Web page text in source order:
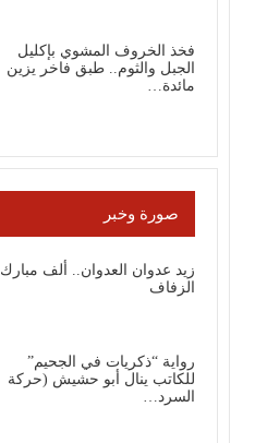
فخذ الخروف المشوي بإكليل
الجبل والثوم.. طبق فاخر يزين
مائدة…
صورة وخبر
زيد عدوان العدوان.. ألف مبارك
الزفاف
رواية “ذكريات في الجحيم”
للكاتب ينال أبو حشيش (حركة
السرد…